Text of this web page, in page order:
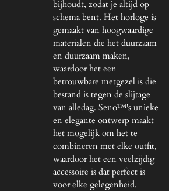
bijhoudt, zodat je altijd op
schema bent. Het horloge is
gemaakt van hoogwaardige
materialen die het duurzaam
en duurzaam maken,
waardoor het een
betrouwbare metgezel is die
bestand is tegen de slijtage
van alledag. Seno™'s unieke
en elegante ontwerp maakt
het mogelijk om het te
combineren met elke outfit,
waardoor het een veelzijdig
accessoire is dat perfect is
voor elke gelegenheid.